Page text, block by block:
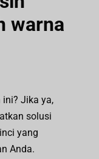
warna
ini? Jika ya,
solusi
yang
Anda.